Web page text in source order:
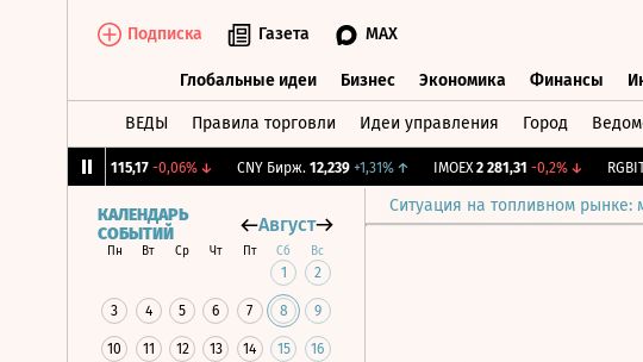
Подписка Газета MAX
Глобальные идеи Бизнес Экономика Финансы
ВЕДЫ Правила торговли Идеи управления Город
115,17 -0,06%↓ CNY Бирж. 12,239 +1,31%↑ IMOEX 2 281,31 -0,2%↓ RGBITR
Ситуация на топливном рынке:
КАЛЕНДАРЬ
СОБЫТИЙ
Август
Пн Вт Ср Чт Пт Сб Вс
1 2
3 4 5 6 7 8 9
10 11 12 13 14 15 16